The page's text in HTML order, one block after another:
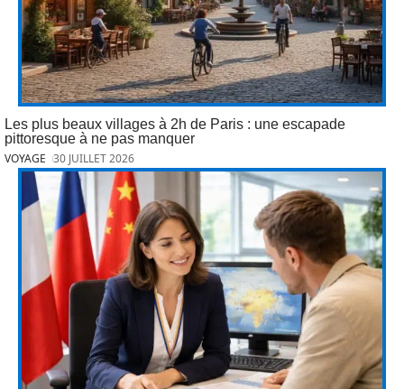
Les plus beaux villages à 2h de Paris : une escapade
pittoresque à ne pas manquer
VOYAGE 30 JUILLET 2026